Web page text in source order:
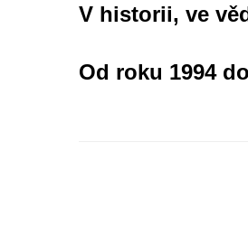
V historii, ve
Od roku 1994